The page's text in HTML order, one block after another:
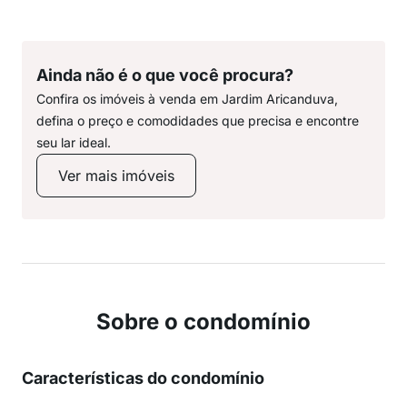
Ainda não é o que você procura?
Confira os imóveis à venda em Jardim Aricanduva,
defina o preço e comodidades que precisa e encontre
seu lar ideal.
Ver mais imóveis
Sobre o condomínio
Características do condomínio